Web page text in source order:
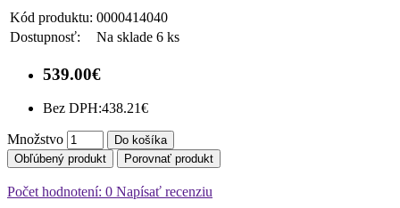
Kód produktu: 0000414040
Dostupnosť:
Na sklade 6 ks
539.00€
Bez DPH:438.21€
Množstvo
Do košíka
Obľúbený produkt
Porovnať produkt
Počet hodnotení: 0 Napísať recenziu